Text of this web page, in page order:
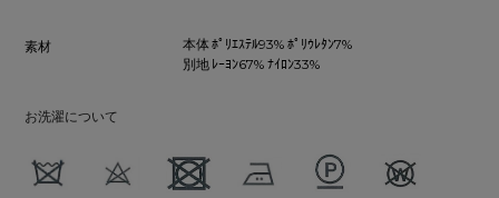
素材
本体 ﾎﾟﾘｴｽﾃﾙ93% ﾎﾟﾘｳﾚﾀﾝ7%
別地 ﾚｰﾖﾝ67% ﾅｲﾛﾝ33%
お洗濯について